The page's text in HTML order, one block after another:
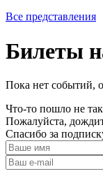
Все представления
Билеты
Пока нет событий,
Что-то пошло не
Пожалуйста,
Спасибо за